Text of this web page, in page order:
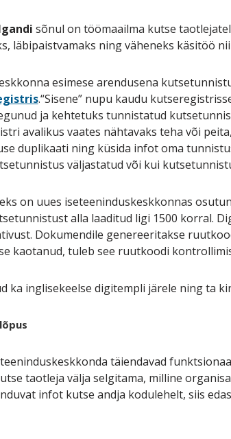
sõnul on töömaailma kutse
läbipaistvamaks ning väheneks käsitöö
esimese arendusena
.“Sisene” nupu kaudu
ja kehtetuks tunnistatud
avalikus vaates nähtavaks teha või
duplikaati ning küsida infot oma
väljastatud või kui
on uues iseteeninduskeskkonnas
alla laaditud ligi 1500 korral.
Dokumendile genereeritakse
kaotanud, tuleb see ruutkoodi
ka inglisekeelse digitempli järele ning ta
täiendavad
taotleja välja selgitama, milline
infot kutse andja kodulehelt, siis